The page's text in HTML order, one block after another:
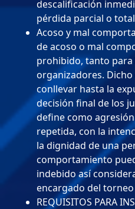
descalificación
pérdida parcial o
Acoso y mal
de acoso o mal
prohibido, tanto
organizadores.
conllevar hasta la
decisión final de los
define como
repetida, con la
la dignidad de una
comportamiento
indebido así
encargado del
REQUISITOS PARA